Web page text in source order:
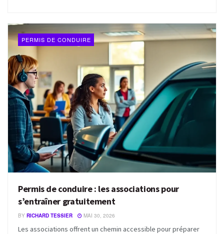
PERMIS DE CONDUIRE
Permis de conduire : les associations pour
s’entraîner gratuitement
BY RICHARD TESSIER MAI 30, 2026
Les associations offrent un chemin accessible pour préparer